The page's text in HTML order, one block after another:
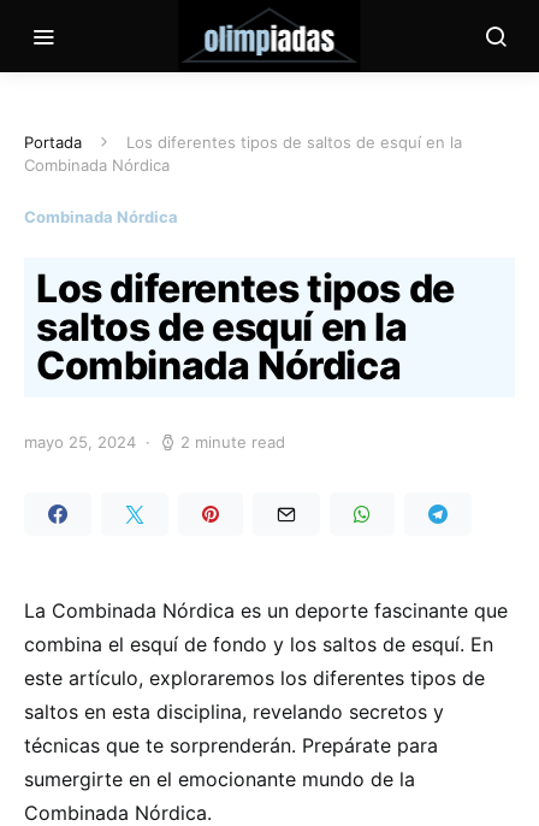
Portada
Los diferentes tipos de saltos de esquí en la
Combinada Nórdica
Combinada Nórdica
Los diferentes tipos de
saltos de esquí en la
Combinada Nórdica
mayo 25, 2024 2 minute read
La Combinada Nórdica es un deporte fascinante que
combina el esquí de fondo y los saltos de esquí. En
este artículo, exploraremos los diferentes tipos de
saltos en esta disciplina, revelando secretos y
técnicas que te sorprenderán. Prepárate para
sumergirte en el emocionante mundo de la
Combinada Nórdica.